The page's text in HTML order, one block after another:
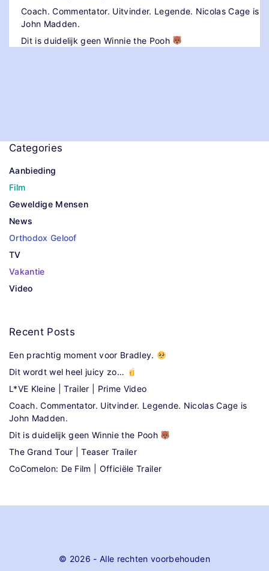
Coach. Commentator. Uitvinder. Legende. Nicolas Cage is
John Madden.
Dit is duidelijk geen Winnie the Pooh
Categories
Aanbieding
Film
Geweldige Mensen
News
Orthodox Geloof
TV
Vakantie
Video
Recent Posts
Een prachtig moment voor Bradley.
Dit wordt wel heel juicy zo…
L*VE Kleine | Trailer | Prime Video
Coach. Commentator. Uitvinder. Legende. Nicolas Cage is
John Madden.
Dit is duidelijk geen Winnie the Pooh
The Grand Tour | Teaser Trailer
CoComelon: De Film | Officiële Trailer
© 2026 - Alle rechten voorbehouden